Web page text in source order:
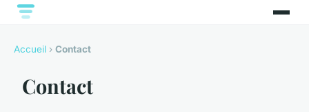
Accueil › Contact
Contact